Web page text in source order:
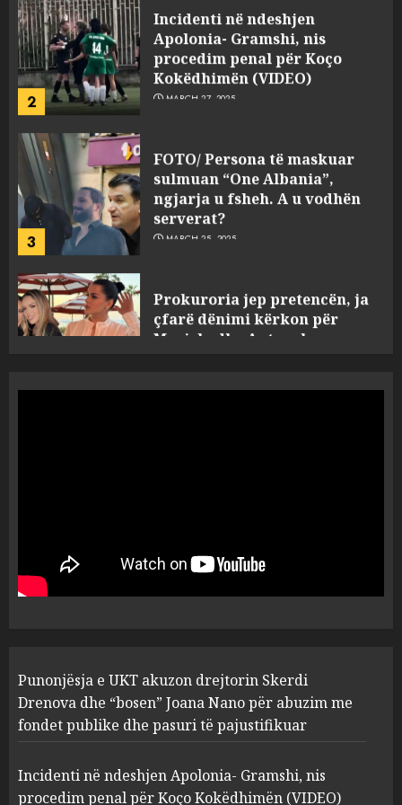
2
Kokëdhimën (VIDEO)
MARCH 27, 2025
3
FOTO/ Persona të maskuar
serverat?
MARCH 25, 2025
4
Prokuroria jep pretencën, ja
Berishën
MARCH 25, 2025
1
“bosen” Joana Nano për
abuzim me fondet publike dhe
pasuri të pajustifikuar
2
Apolonia- Gramshi, nis
procedim penal për Koço
Kokëdhimën (VIDEO)
MARCH 27, 2025
FOTO/ Persona të maskuar
Punonjësja e UKT akuzon drejtorin Skerdi
Drenova dhe “bosen” Joana Nano për abuzim me
fondet publike dhe pasuri të pajustifikuar
Incidenti në ndeshjen Apolonia- Gramshi, nis
procedim penal për Koço Kokëdhimën (VIDEO)